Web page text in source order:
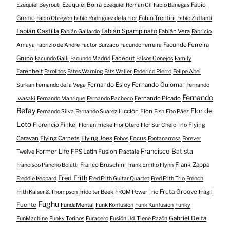
Ezequiel Beyrouti Ezequiel Borra Ezequiel Román Gil Fabio Banegas Fabio
Gremo Fabio Obregón Fabio Rodriguez de la Flor Fabio Trentini Fabio Zuffanti
Fabián Castilla Fabián Gallardo Fabián Spampinato Fabián Vera Fabricio
Amaya Fabrizio de Andre Factor Burzaco Facundo Ferreira Facundo Ferreira
Grupo Facundo Galli Facundo Madrid Fadeout Falsos Conejos Family
Farenheit Farolitos Fates Warning Fats Waller Federico Pierro Felipe Abel
Surkan Fernando de la Vega Fernando Esley Fernando Guiomar Fernando
Iwasaki Fernando Manrique Fernando Pacheco Fernando Picado Fernando
Refay Fernando Silva Fernando Suarez Ficción Fion Fish Fito Páez Flor de
Loto Florencio Finkel Florian Fricke Flor Otero Flor Sur Chelo Trío Flying
Caravan Flying Carpets Flying Joes Fobos Focus Fontanarrosa Forever
Twelve Former Life FPS Latin Fusion Fractale Francisco Batista
Francisco Pancho Bolatti Franco Bruschini Frank Emilio Flynn Frank Zappa
Freddie Keppard Fred Frith Fred Frith Guitar Quartet Fred Frith Trio French
Frith Kaiser & Thompson Frido ter Beek FROM Power Trío Fruta Groove Frágil
Fuente Fughu FundaMental Funk Konfusion Funk Kunfusion Funky
FunMachine Funky Torinos Furacero Fusión Ud. Tiene Razón Gabriel Delta